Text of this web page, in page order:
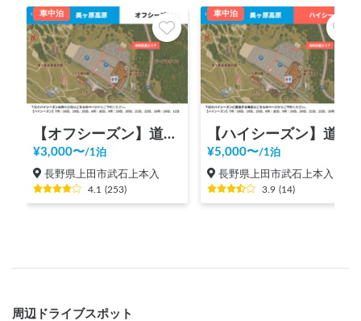
車中泊
【オフシーズン】道の駅 美ヶ原高原
¥3,000〜/1泊
長野県上田市武石上本入
4.1 (253)
車中泊
¥5,000〜/1泊
長野県上田市武石上本入
3.9 (14)
周辺ドライブスポット